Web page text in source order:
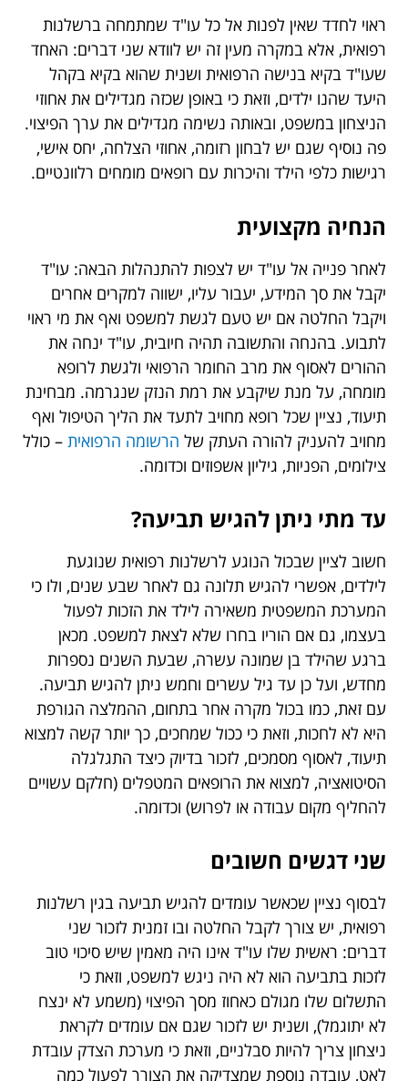
ראוי לחדד שאין לפנות אל כל עו"ד שמתמחה ברשלנות
רפואית, אלא במקרה מעין זה יש לוודא שני דברים: האחד
שעו"ד בקיא בנישה הרפואית ושנית שהוא בקיא בקהל
היעד שהנו ילדים, וזאת כי באופן שכזה מגדילים את אחוזי
הניצחון במשפט, ובאותה נשימה מגדילים את ערך הפיצוי.
פה נוסיף שגם יש לבחון רזומה, אחוזי הצלחה, יחס אישי,
רגישות כלפי הילד והיכרות עם רופאים מומחים רלוונטיים.
הנחיה מקצועית
לאחר פנייה אל עו"ד יש לצפות להתנהלות הבאה: עו"ד
יקבל את סך המידע, יעבור עליו, ישווה למקרים אחרים
ויקבל החלטה אם יש טעם לגשת למשפט ואף את מי ראוי
לתבוע. בהנחה והתשובה תהיה חיובית, עו"ד ינחה את
ההורים לאסוף את מרב החומר הרפואי ולגשת לרופא
מומחה, על מנת שיקבע את רמת הנזק שנגרמה. מבחינת
תיעוד, נציין שכל רופא מחויב לתעד את הליך הטיפול ואף
מחויב להעניק להורה העתק של הרשומה הרפואית – כולל
צילומים, הפניות, גיליון אשפוזים וכדומה.
עד מתי ניתן להגיש תביעה?
חשוב לציין שבכול הנוגע לרשלנות רפואית שנוגעת
לילדים, אפשרי להגיש תלונה גם לאחר שבע שנים, ולו כי
המערכת המשפטית משאירה לילד את הזכות לפעול
בעצמו, גם אם הוריו בחרו שלא לצאת למשפט. מכאן
ברגע שהילד בן שמונה עשרה, שבעת השנים נספרות
מחדש, ועל כן עד גיל עשרים וחמש ניתן להגיש תביעה.
עם זאת, כמו בכול מקרה אחר בתחום, ההמלצה הגורפת
היא לא לחכות, וזאת כי ככול שמחכים, כך יותר קשה למצוא
תיעוד, לאסוף מסמכים, לזכור בדיוק כיצד התגלגלה
הסיטואציה, למצוא את הרופאים המטפלים (חלקם עשויים
להחליף מקום עבודה או לפרוש) וכדומה.
שני דגשים חשובים
לבסוף נציין שכאשר עומדים להגיש תביעה בגין רשלנות
רפואית, יש צורך לקבל החלטה ובו זמנית לזכור שני
דברים: ראשית שלו עו"ד אינו היה מאמין שיש סיכוי טוב
לזכות בתביעה הוא לא היה ניגש למשפט, וזאת כי
התשלום שלו מגולם כאחוז מסך הפיצוי (משמע לא ינצח
לא יתוגמל), ושנית יש לזכור שגם אם עומדים לקראת
ניצחון צריך להיות סבלניים, וזאת כי מערכת הצדק עובדת
לאט, עובדה נוספת שמצדיקה את הצורך לפעול כמה